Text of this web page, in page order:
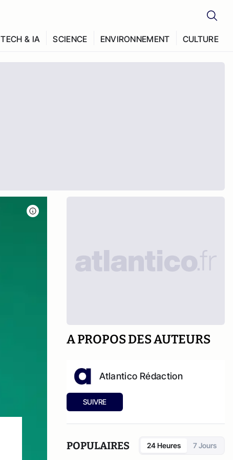
TECH & IA SCIENCE ENVIRONNEMENT CULTURE
A PROPOS DES AUTEURS
Atlantico Rédaction
SUIVRE
POPULAIRES 24 Heures 7 Jours